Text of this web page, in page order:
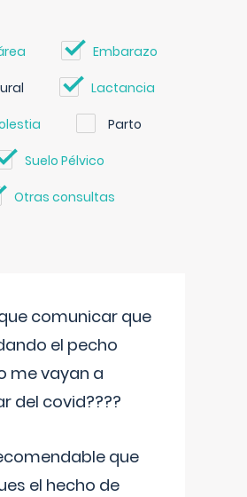
Embarazo
Lactancia
Parto
Suelo Pélvico
Otras consultas
comunicar que
el pecho
me vayan a
del covid????
que
el hecho de